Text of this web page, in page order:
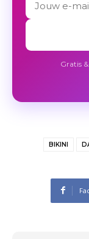
Gratis
BIKINI